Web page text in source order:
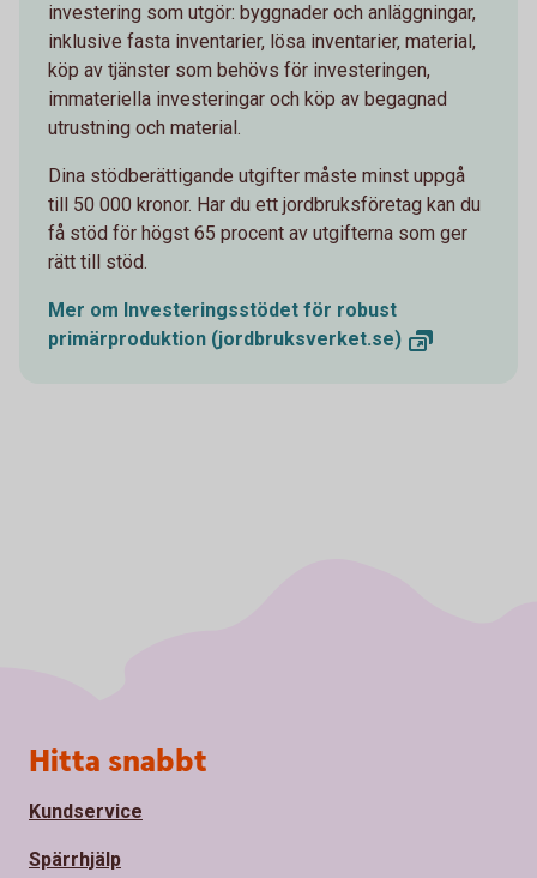
investering som utgör: byggnader och anläggningar,
inklusive fasta inventarier, lösa inventarier, material,
köp av tjänster som behövs för investeringen,
immateriella investeringar och köp av begagnad
utrustning och material.
Dina stödberättigande utgifter måste minst uppgå
till 50 000 kronor. Har du ett jordbruksföretag kan du
få stöd för högst 65 procent av utgifterna som ger
rätt till stöd.
Mer om Investeringsstödet för robust
primärproduktion (jordbruksverket.se)
Sidfot
Hitta snabbt
Kundservice
Spärrhjälp